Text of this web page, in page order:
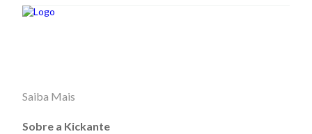
Saiba Mais
Sobre a Kickante